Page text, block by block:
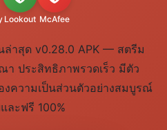
Lookout McAfee
ล่าสุด v0.28.0 APK — สตรีม
า ประสิทธิภาพรวดเร็ว มีตัว
ความเป็นส่วนตัวอย่างสมบูรณ์
ละฟรี 100%